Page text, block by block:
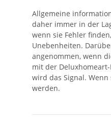
Allgemeine
daher immer in der
wenn sie Fehler
Unebenheiten.
angenommen, wenn
mit der
wird das Signal.
werden.